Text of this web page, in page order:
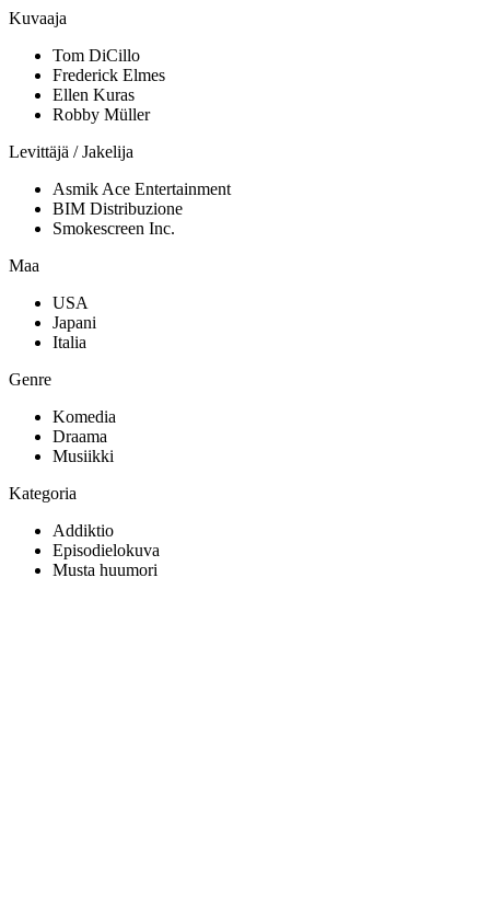
Kuvaaja
Tom DiCillo
Frederick Elmes
Ellen Kuras
Robby Müller
Levittäjä / Jakelija
Asmik Ace Entertainment
BIM Distribuzione
Smokescreen Inc.
Maa
USA
Japani
Italia
Genre
Komedia
Draama
Musiikki
Kategoria
Addiktio
Episodielokuva
Musta huumori